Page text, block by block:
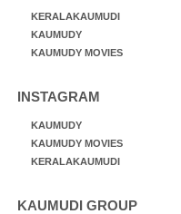
KERALAKAUMUDI
KAUMUDY
KAUMUDY MOVIES
INSTAGRAM
KAUMUDY
KAUMUDY MOVIES
KERALAKAUMUDI
KAUMUDI GROUP